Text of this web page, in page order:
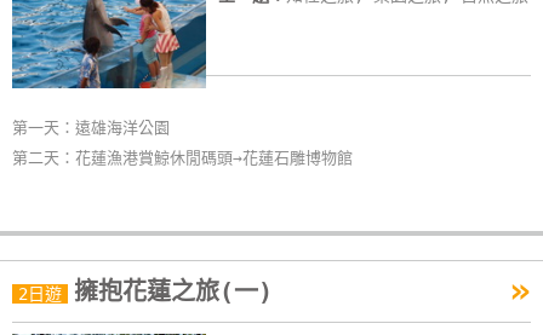
第一天：遠雄海洋公園
第二天：花蓮漁港賞鯨休閒碼頭→花蓮石雕博物館
2日遊 擁抱花蓮之旅(一) »